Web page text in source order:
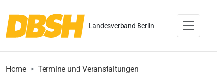
Landesverband Berlin
Home Termine und Veranstaltungen